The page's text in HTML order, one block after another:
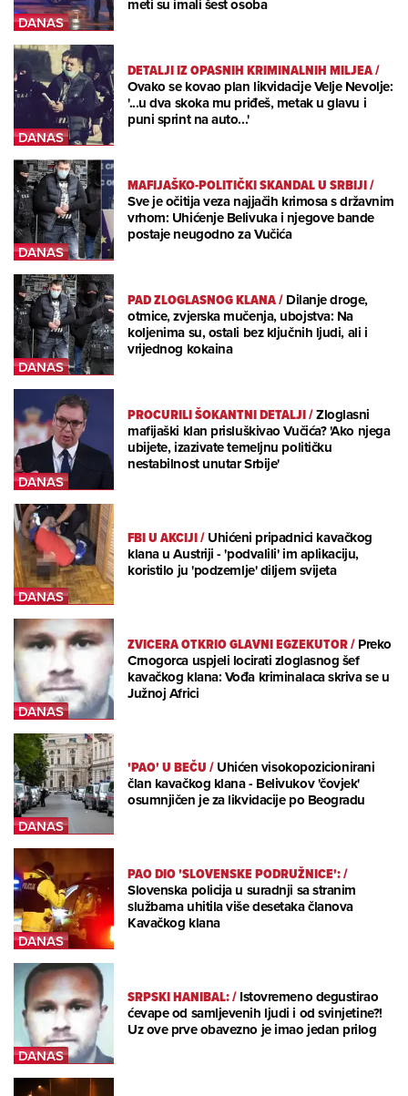
meti su imali šest osoba
DETALJI IZ OPASNIH KRIMINALNIH MILJEA/
Ovako se kovao plan likvidacije Velje Nevolje:
'...u dva skoka mu priđeš, metak u glavu i
puni sprint na auto...'
MAFIJAŠKO-POLITIČKI SKANDAL U SRBIJI/
Sve je očitija veza najjačih krimosa s državnim
vrhom: Uhićenje Belivuka i njegove bande
postaje neugodno za Vučića
PAD ZLOGLASNOG KLANA/Dilanje droge,
otmice, zvjerska mučenja, ubojstva: Na
koljenima su, ostali bez ključnih ljudi, ali i
vrijednog kokaina
PROCURILI ŠOKANTNI DETALJI/Zloglasni
mafijaški klan prisluškivao Vučića? 'Ako njega
ubijete, izazivate temeljnu političku
nestabilnost unutar Srbije'
FBI U AKCIJI/Uhićeni pripadnici kavačkog
klana u Austriji - 'podvalili' im aplikaciju,
koristilo ju 'podzemlje' diljem svijeta
ZVICERA OTKRIO GLAVNI EGZEKUTOR/Preko
Crnogorca uspjeli locirati zloglasnog šef
kavačkog klana: Vođa kriminalaca skriva se u
Južnoj Africi
'PAO' U BEČU/Uhićen visokopozicionirani
član kavačkog klana - Belivukov 'čovjek'
osumnjičen je za likvidacije po Beogradu
PAO DIO 'SLOVENSKE PODRUŽNICE':/
Slovenska policija u suradnji sa stranim
službama uhitila više desetaka članova
Kavačkog klana
SRPSKI HANIBAL:/Istovremeno degustirao
ćevape od samljevenih ljudi i od svinjetine?!
Uz ove prve obavezno je imao jedan prilog